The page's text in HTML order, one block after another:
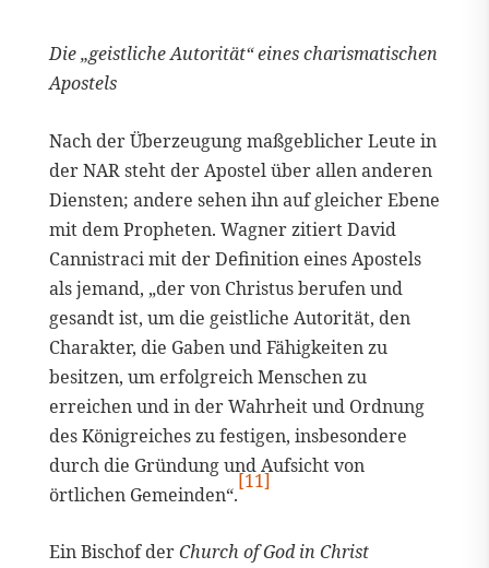
Die „geistliche Autorität“ eines charismatischen
Apostels
Nach der Überzeugung maßgeblicher Leute in
der NAR steht der Apostel über allen anderen
Diensten; andere sehen ihn auf gleicher Ebene
mit dem Propheten. Wagner zitiert David
Cannistraci mit der Definition eines Apostels
als jemand, „der von Christus berufen und
gesandt ist, um die geistliche Autorität, den
Charakter, die Gaben und Fähigkeiten zu
besitzen, um erfolgreich Menschen zu
erreichen und in der Wahrheit und Ordnung
des Königreiches zu festigen, insbesondere
durch die Gründung und Aufsicht von
örtlichen Gemeinden“.
[11]
Ein Bischof derChurch of God in Christ